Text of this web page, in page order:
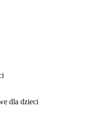
dla dzieci